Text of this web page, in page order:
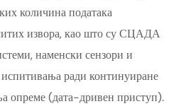
количина података
извора, као што су СЦАДА
наменски сензори и
ради континуиране
опреме (дата-дривен приступ).